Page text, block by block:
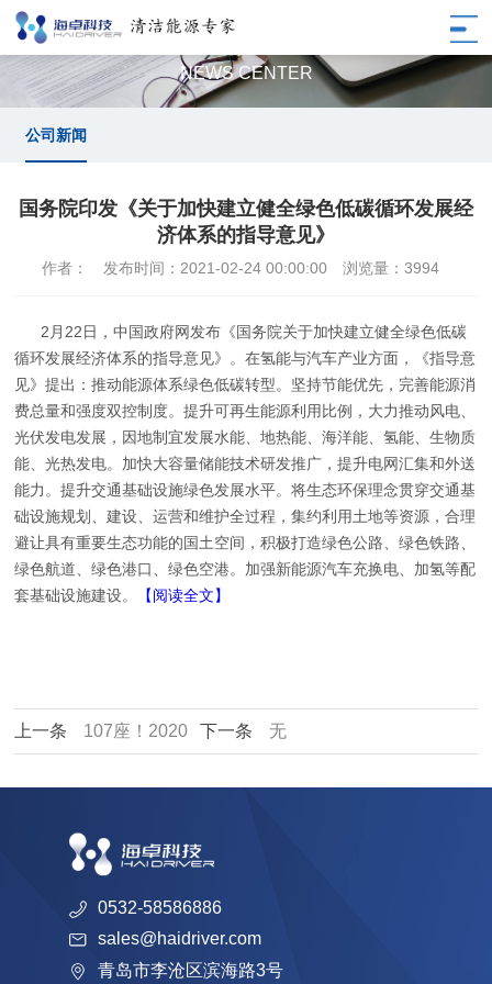
公司新闻
NEWS CENTER
公司新闻
国务院印发《关于加快建立健全绿色低碳循环发展经
济体系的指导意见》
作者： 发布时间：2021-02-24 00:00:00 浏览量：3994
2月22日，中国政府网发布《国务院关于加快建立健全绿色低碳
循环发展经济体系的指导意见》。在氢能与汽车产业方面，《指导意
见》提出：推动能源体系绿色低碳转型。坚持节能优先，完善能源消
费总量和强度双控制度。提升可再生能源利用比例，大力推动风电、
光伏发电发展，因地制宜发展水能、地热能、海洋能、氢能、生物质
能、光热发电。加快大容量储能技术研发推广，提升电网汇集和外送
能力。提升交通基础设施绿色发展水平。将生态环保理念贯穿交通基
础设施规划、建设、运营和维护全过程，集约利用土地等资源，合理
避让具有重要生态功能的国土空间，积极打造绿色公路、绿色铁路、
绿色航道、绿色港口、绿色空港。加强新能源汽车充换电、加氢等配
套基础设施建设。
【阅读全文】
上一条 107座！2020 下一条 无
0532-58586886
sales@haidriver.com
青岛市李沧区滨海路3号